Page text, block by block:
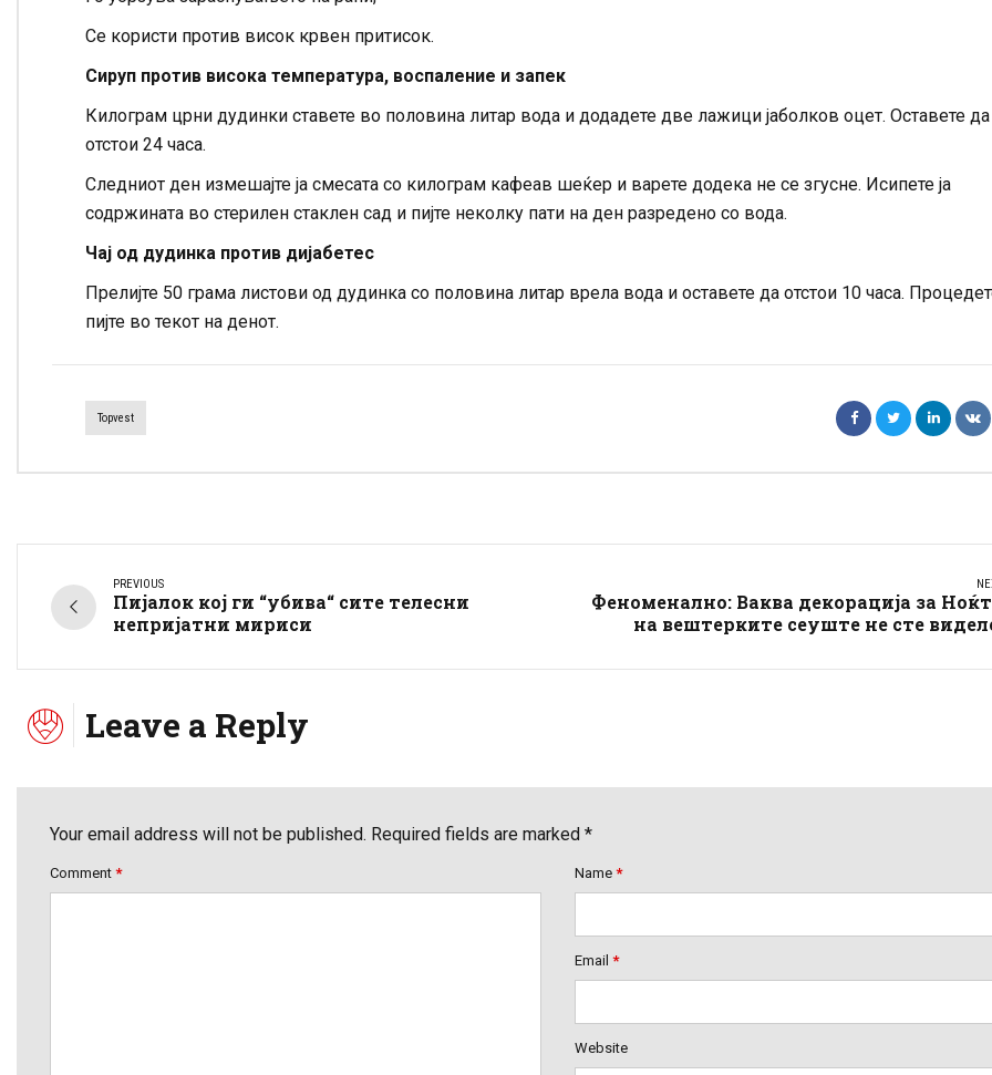
Се користи против висок крвен притисок.
Сируп против висока температура, воспаление и запек
Килограм црни дудинки ставете во половина литар вода и додадете две лажици јаболков оцет. Оставете да
отстои 24 часа.
Следниот ден измешајте ја смесата со килограм кафеав шеќер и варете додека не се згусне. Исипете ја
содржината во стерилен стаклен сад и пијте неколку пати на ден разредено со вода.
Чај од дудинка против дијабетес
Прелијте 50 грама листови од дудинка со половина литар врела вода и оставете да отстои 10 часа.
пијте во текот на денот.
Topvest
PREVIOUS
Пијалок кој ги “убива“ сите телесни
непријатни мириси
Феноменално: Ваква декорација за
на вештерките сеуште не сте
Leave a Reply
Your email address will not be published. Required fields are marked *
Comment * Name *
Email *
Website